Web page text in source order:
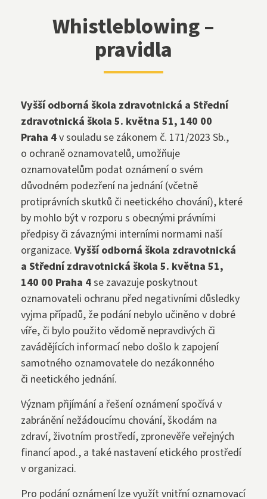
Whistleblowing –
pravidla
Vyšší odborná škola zdravotnická a Střední
zdravotnická škola 5. května 51, 140 00
Praha 4v souladu se zákonem č. 171/2023 Sb.,
o ochraně oznamovatelů, umožňuje
oznamovatelům podat oznámení o svém
důvodném podezření na jednání (včetně
protiprávních skutků či neetického chování), které
by mohlo být v rozporu s obecnými právními
předpisy či závaznými interními normami naší
organizace. Vyšší odborná škola zdravotnická
a Střední zdravotnická škola 5. května 51,
140 00 Praha 4se zavazuje poskytnout
oznamovateli ochranu před negativními důsledky
vyjma případů, že podání nebylo učiněno v dobré
víře, či bylo použito vědomě nepravdivých či
zavádějících informací nebo došlo k zapojení
samotného oznamovatele do nezákonného
či neetického jednání.
Význam přijímání a řešení oznámení spočívá v
zabránění nežádoucímu chování, škodám na
zdraví, životním prostředí, zpronevěře veřejných
financí apod., a také nastavení etického prostředí
v organizaci.
Pro podání oznámení lze využít vnitřní oznamovací